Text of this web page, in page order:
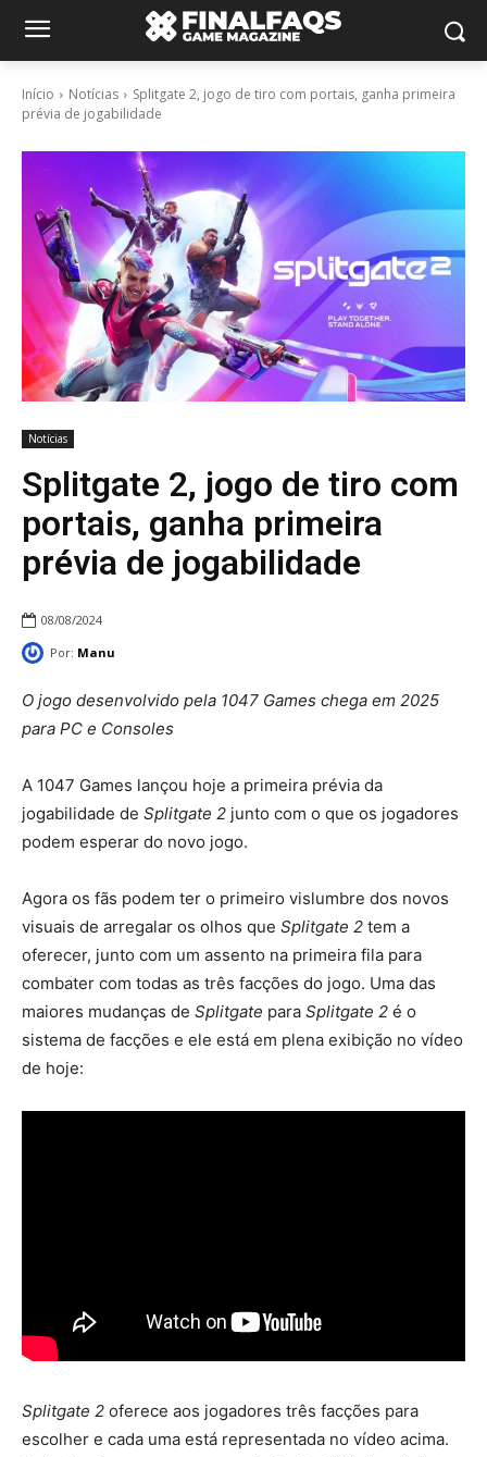
Início Notícias
Splitgate 2, jogo de tiro com portais, ganha primeira
prévia de jogabilidade
Notícias
Splitgate 2, jogo de tiro com
portais, ganha primeira
prévia de jogabilidade
08/08/2024
Por: Manu
O jogo desenvolvido pela 1047 Games chega em 2025
para PC e Consoles
A 1047 Games lançou hoje a primeira prévia da
jogabilidade de Splitgate 2 junto com o que os jogadores
podem esperar do novo jogo.
Agora os fãs podem ter o primeiro vislumbre dos novos
visuais de arregalar os olhos que Splitgate 2 tem a
oferecer, junto com um assento na primeira fila para
combater com todas as três facções do jogo. Uma das
maiores mudanças de Splitgate para Splitgate 2 é o
sistema de facções e ele está em plena exibição no vídeo
de hoje:
Splitgate 2 oferece aos jogadores três facções para
escolher e cada uma está representada no vídeo acima.